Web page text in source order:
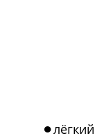
лёгкий